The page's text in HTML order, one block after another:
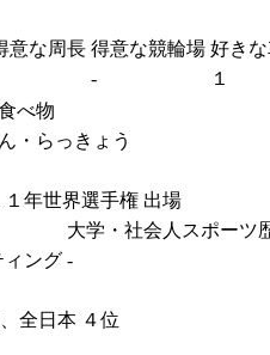
意な周長 得意な競輪場 好き
-
１
べ物
・らっきょう
年世界選手権 出場
大学・社会人スポーツ
ィング -
全日本 ４位